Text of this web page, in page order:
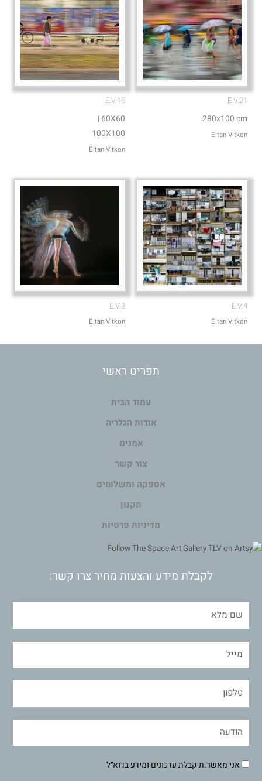
E.V.21
280x100 cm
Eitan Vitkon
E.V.16
60X60 |
100X100
Eitan Vitkon
E.V.4
Eitan Vitkon
E.V.3
Eitan Vitkon
תפריט ראשי
עמוד הבית
אודות הגלריה
אמנים
צור קשר
אספקה ומשלוחים
תקנון
מדיניות פרטיות
לקבלת מידע והצעות מחיר צרו קשר:
אני מאשר.ת קבלת עדכונים ומידע בדוא״ל